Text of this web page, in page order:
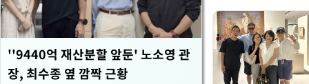
''9440억 재산분할 앞둔' 노소영 관
장, 최수종 옆 깜짝 근황